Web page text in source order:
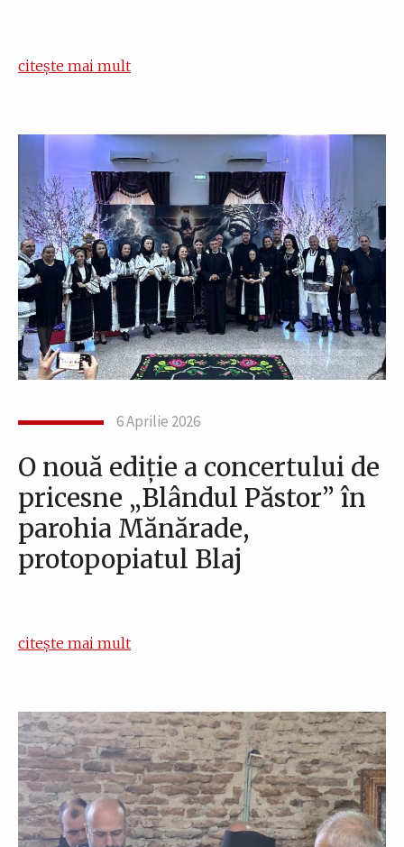
citește mai mult
6 Aprilie 2026
O nouă ediție a concertului de
pricesne „Blândul Păstor” în
parohia Mănărade,
protopopiatul Blaj
citește mai mult